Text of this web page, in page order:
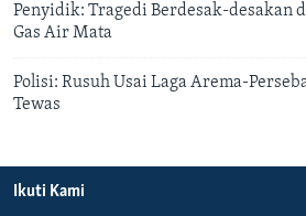
Penyidik: Tragedi Berdesak-desakan
Gas Air Mata
Polisi: Rusuh Usai Laga Arema-
Tewas
Ikuti Kami